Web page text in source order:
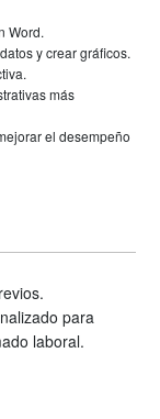
Word.
y crear gráficos.
más
el desempeño
para
laboral.